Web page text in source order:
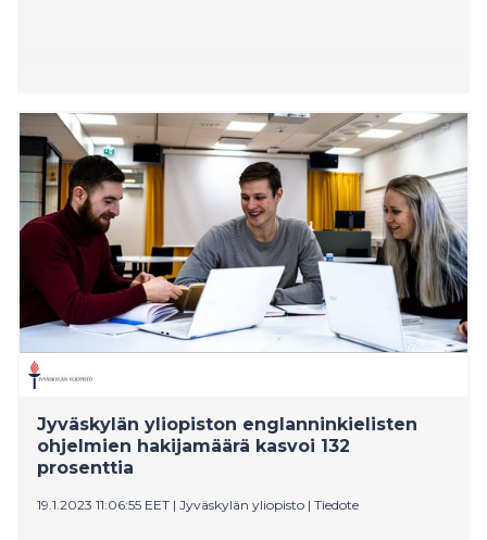
Jyväskylän yliopiston englanninkielisten
ohjelmien hakijamäärä kasvoi 132
prosenttia
19.1.2023 11:06:55 EET | Jyväskylän yliopisto | Tiedote